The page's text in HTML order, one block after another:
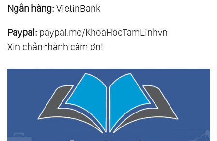
Ngân hàng: VietinBank
Paypal: paypal.me/KhoaHocTamLinhvn
Xin chân thành cám ơn!